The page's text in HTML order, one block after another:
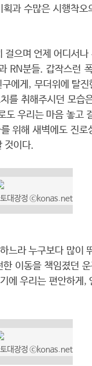
과 수많은 시행착오
걸으며 언제 어디서
RN분들. 갑작스런
에게, 무더위에 탈
를 취해주시던 모습
도 우리는 마음 놓고
위해 새벽에도 진로
것이다.
대장정 ⓒkonas.net
느라 누구보다 많이
이동을 책임졌던
에 우리는 편안하게,
대장정 ⓒkonas.net